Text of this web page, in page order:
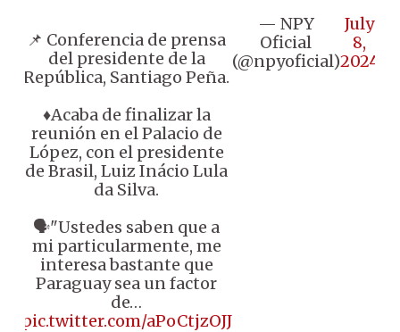
📌 Conferencia de prensa
del presidente de la
República, Santiago Peña.
♦️Acaba de finalizar la
reunión en el Palacio de
López, con el presidente
de Brasil, Luiz Inácio Lula
da Silva.
🗣️"Ustedes saben que a
mi particularmente, me
interesa bastante que
Paraguay sea un factor
de…
pic.twitter.com/aPoCtjzOJJ
— NPY
Oficial
(@npyoficial)
July
8,
2024